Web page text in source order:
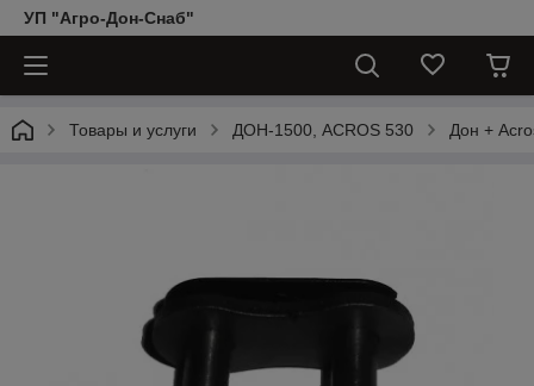
УП "Агро-Дон-Снаб"
Товары и услуги ДОН-1500, АCROS 530 Дон +